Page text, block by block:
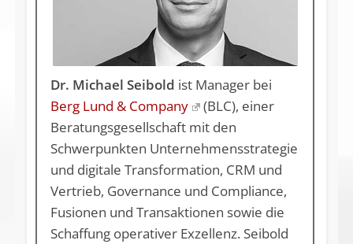
Dr. Michael Seibold ist Manager bei
Berg Lund & Company
(BLC), einer
Beratungsgesellschaft mit den
Schwerpunkten Unternehmensstrategie
und digitale Transformation, CRM und
Vertrieb, Governance und Compliance,
Fusionen und Transaktionen sowie die
Schaffung operativer Exzellenz. Seibold